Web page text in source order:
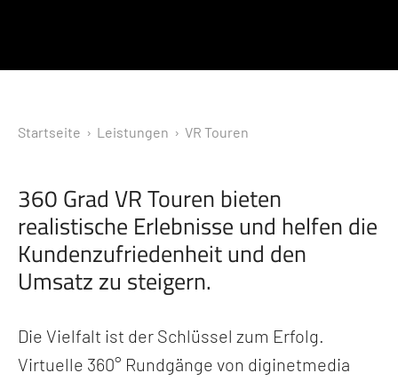
Startseite › Leistungen › VR Touren
360 Grad VR Touren bieten
realistische Erlebnisse und helfen die
Kundenzufriedenheit und den
Umsatz zu steigern.
Die Vielfalt ist der Schlüssel zum Erfolg.
Virtuelle 360° Rundgänge von diginetmedia